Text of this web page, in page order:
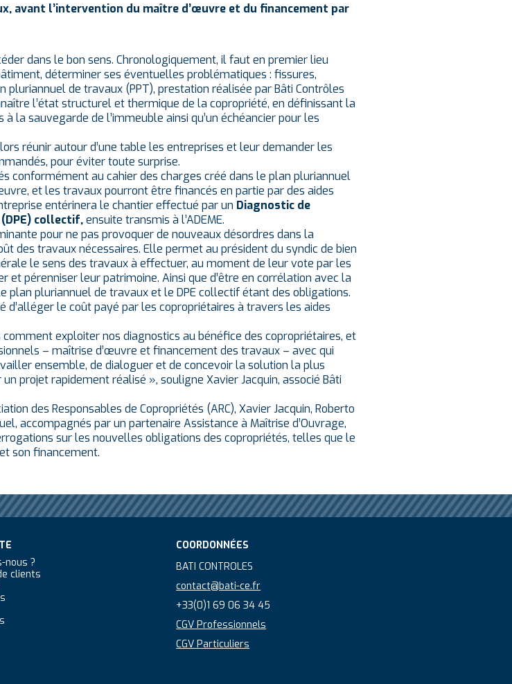
avant l’intervention du maître d’œuvre et du financement par
dans le bon sens. Chronologiquement, il faut en premier lieu
déterminer ses éventuelles problématiques : fissures,
pluriannuel de travaux(PPT), prestation réalisée par Bâti Contrôles
l’état structurel et thermique de la copropriété, en définissant la
la sauvegarde de l’immeuble ainsi qu’un échéancier pour les
réunir autour d’une table les entreprises et leur demander les
pour éviter toute surprise.
conformément au cahier des charges créé dans le plan pluriannuel
et les travaux pourront être financés en partie par des aides
entérinera le chantier effectué par un Diagnostic de
collectif,ensuite transmis à l’ADEME.
pour ne pas provoquer de nouveaux désordres dans la
des travaux nécessaires. Elle permet au président du syndic de bien
le sens des travaux à effectuer, au moment de leur vote par les
et pérenniser leur patrimoine. Ainsi que d’être en corrélation avec la
plan pluriannuel de travaux et le DPE collectif étant des obligations.
d’alléger le coût payé par les copropriétaires à travers les aides
comment exploiter nos diagnostics au bénéfice des copropriétaires, et
– maîtrise d’œuvre et financement des travaux – avec qui
ensemble, de dialoguer et de concevoir la solution la plus
projet rapidement réalisé », souligne Xavier Jacquin, associé Bâti
des Responsables de Copropriétés (ARC), Xavier Jacquin, Roberto
accompagnés par un partenaire Assistance à Maîtrise d’Ouvrage,
sur les nouvelles obligations des copropriétés, telles que le
son financement.
nous ?
clients
COORDONNÉES
BATI CONTROLES
contact@bati-ce.fr
+33(0)1 69 06 34 45
CGV Professionnels
CGV Particuliers